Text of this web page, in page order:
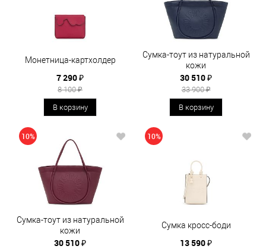
Монетница-картхолдер
7 290 ₽
8 100 ₽
В корзину
Сумка-тоут из натуральной
кожи
30 510 ₽
33 900 ₽
В корзину
10%
Сумка-тоут из натуральной
кожи
30 510 ₽
10%
Сумка кросс-боди
13 590 ₽